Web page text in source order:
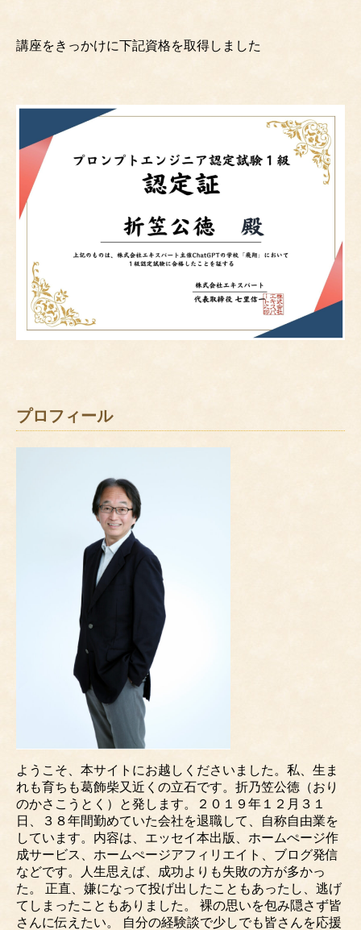
講座をきっかけに下記資格を取得しました
プロフィール
ようこそ、本サイトにお越しくださいました。私、生ま
れも育ちも葛飾柴又近くの立石です。折乃笠公徳（おり
のかさこうとく）と発します。２０１９年１２月３１
日、３８年間勤めていた会社を退職して、自称自由業を
しています。内容は、エッセイ本出版、ホームぺージ作
成サービス、ホームぺージアフィリエイト、ブログ発信
などです。人生思えば、成功よりも失敗の方が多かっ
た。 正直、嫌になって投げ出したこともあったし、逃げ
てしまったこともありました。 裸の思いを包み隠さず皆
さんに伝えたい。 自分の経験談で少しでも皆さんを応援